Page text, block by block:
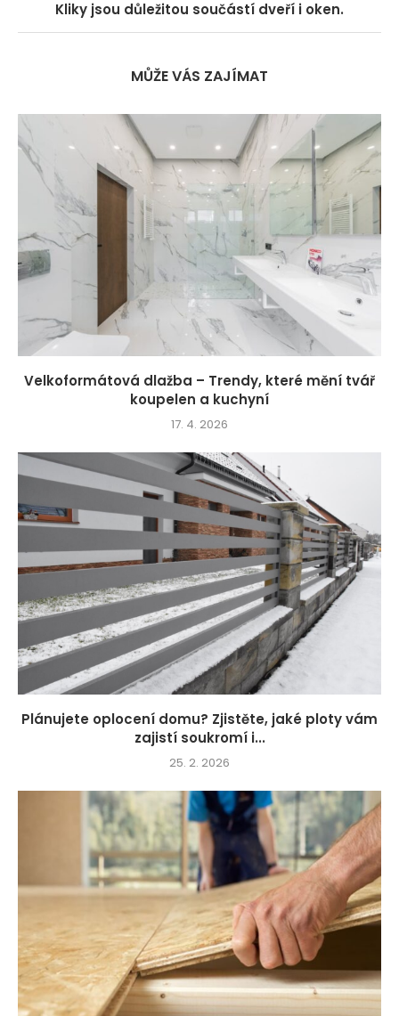
Kliky jsou důležitou součástí dveří i oken.
MŮŽE VÁS ZAJÍMAT
Velkoformátová dlažba – Trendy, které mění tvář
koupelen a kuchyní
17. 4. 2026
Plánujete oplocení domu? Zjistěte, jaké ploty vám
zajistí soukromí i...
25. 2. 2026